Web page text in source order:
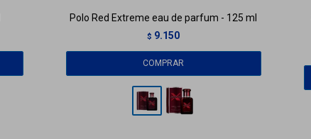
Polo Red Extreme eau de parfum - 125 ml
$ 9.150